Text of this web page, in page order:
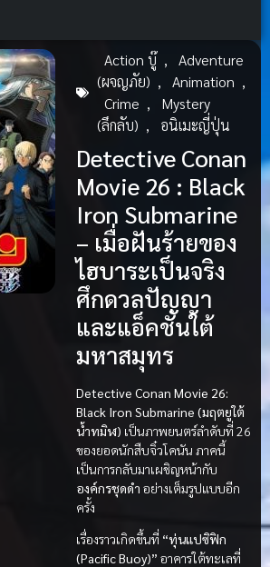
Action บู๊ ,
Adventure
(ผจญภัย) , Animation ,
Crime ,
Mystery
(ลึกลับ) , อนิเมะญี่ปุ่น
Detective Conan
Movie 26 : Black
Iron Submarine
– เมื่อฝันร้ายของ
ไฮบาระเป็นจริง
ศึกดวลปัญญา
และแอ็คชั่นใต้
มหาสมุทร
Detective Conan Movie 26:
Black Iron Submarine (มฤตยูใต้
น้ำทมิฬ) เป็นภาพยนตร์ลำดับที่ 26
ของยอดนักสืบจิ๋วโคนัน ภาคนี้
เป็นการกลับมาเผชิญหน้ากับ
องค์กรชุดดำ อย่างเต็มรูปแบบอีก
ครั้ง
เรื่องราวเกิดขึ้นที่ “ทุ่นแปซิฟิก
(Pacific Buoy)” อาคารใต้ทะเลที่